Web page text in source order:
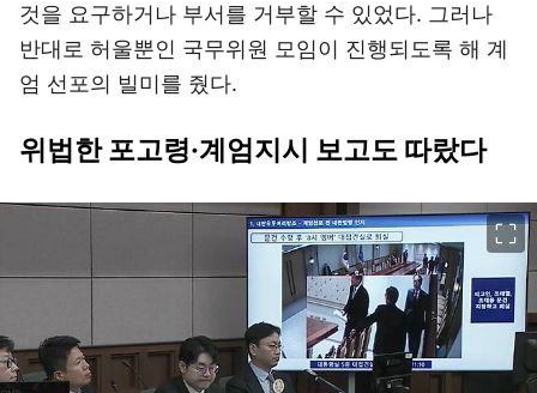
것을 요구하거나 부서를 거부할 수 있었다. 그러나
반대로 허울뿐인 국무위원 모임이 진행되도록 해 계
엄 선포의 빌미를 줬다.
위법한 포고령·계엄지시 보고도 따랐다